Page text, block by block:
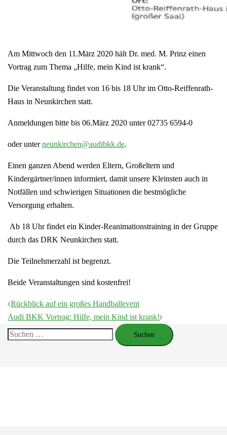
Am Mittwoch den 11.März 2020 hält Dr. med. M. Prinz einen
Vortrag zum Thema „Hilfe, mein Kind ist krank“.
Die Veranstaltung findet von 16 bis 18 Uhr im Otto-Reiffenrath-
Haus in Neunkirchen statt.
Anmeldungen bitte bis 06.März 2020 unter 02735 6594-0
oder unterneunkirchen@audibkk.de.
Einen ganzen Abend werden Eltern, Großeltern und
Kindergärtner/innen informiert, damit unsere Kleinsten auch in
Notfällen und schwierigen Situationen die bestmögliche
Versorgung erhalten.
Ab 18 Uhr findet ein Kinder-Reanimationstraining in der Gruppe
durch das DRK Neunkirchen statt.
Die Teilnehmerzahl ist begrenzt.
Beide Veranstaltungen sind kostenfrei!
Beitragsnavigation
Rückblick auf ein großes Handballevent
Audi BKK Vortrag: Hilfe, mein Kind ist krank!
Suchen